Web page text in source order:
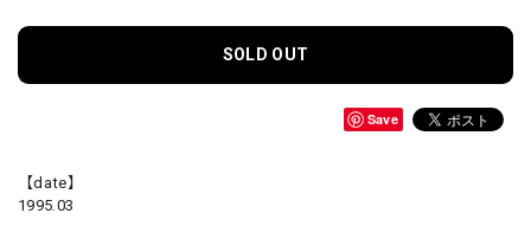
SOLD OUT
Save
【date】
1995.03